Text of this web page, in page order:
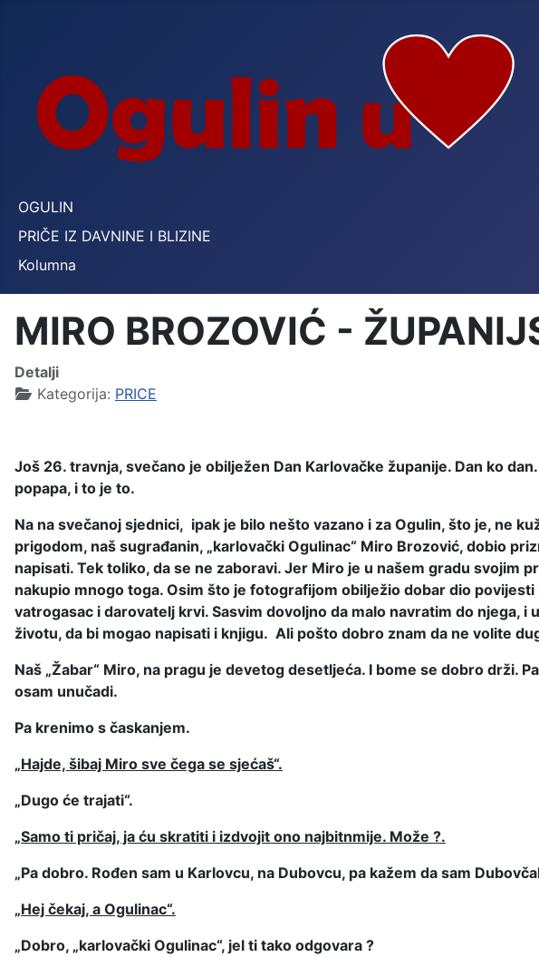
OGULIN
PRIČE IZ DAVNINE I BLIZINE
Kolumna
MIRO BROZOVIĆ -
Detalji
Kategorija: PRICE
Još 26. travnja, svečano je obilježen Dan Karlovačke županije. Dan ko
popapa, i to je to.
Na na svečanoj sjednici, ipak je bilo nešto vazano i za Ogulin, što je, ne
prigodom, naš sugrađanin, „karlovački Ogulinac“ Miro Brozović, dobio
napisati. Tek toliko, da se ne zaboravi. Jer Miro je u našem gradu svojim
nakupio mnogo toga. Osim što je fotografijom obilježio dobar dio
vatrogasac i darovatelj krvi. Sasvim dovoljno da malo navratim do njega,
životu, da bi mogao napisati i knjigu. Ali pošto dobro znam da ne volite
Naš „Žabar“ Miro, na pragu je devetog desetljeća. I bome se dobro drži.
osam unučadi.
Pa krenimo s časkanjem.
„Hajde, šibaj Miro sve čega se sjećaš“.
„Dugo će trajati“.
„Samo ti pričaj, ja ću skratiti i izdvojit ono najbitnmije. Može ?.
„Pa dobro. Rođen sam u Karlovcu, na Dubovcu, pa kažem da sam
„Hej čekaj, a Ogulinac“.
„Dobro, „karlovački Ogulinac“, jel ti tako odgovara ?